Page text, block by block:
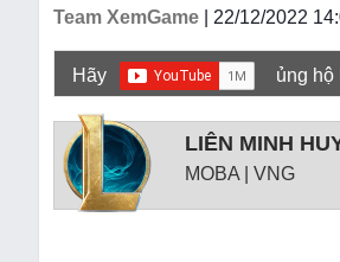
Team XemGame | 22/12/2022
Hãy ủng hộ
LIÊN MINH
MOBA | VNG